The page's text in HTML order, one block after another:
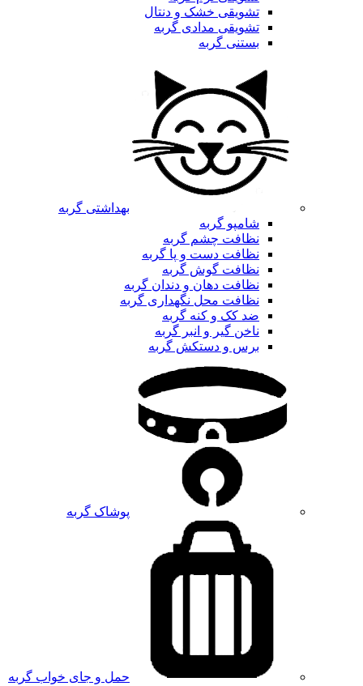
تشویقی خشک و دنتال
تشویقی مدادی گربه
بستنی گربه
بهداشتی گربه
شامپو گربه
نظافت چشم گربه
نظافت دست و پا گربه
نظافت گوش گربه
نظافت دهان و دندان گربه
نظافت محل نگهداری گربه
ضد کک و کنه گربه
ناخن گیر و انبر گربه
برس و دستکش گربه
پوشاک گربه
حمل و جای خواب گربه